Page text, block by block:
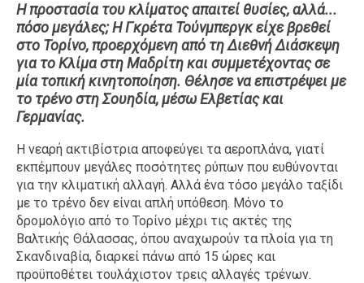
LIFE
Food
Body+Mind
Ταξίδια
Style
Σπίτι
Σχέσεις
AGENDA
Agenda
Επιλογές
Η προστασία του κλίματος απαιτεί θυσίες, αλλά...
πόσο μεγάλες; Η Γκρέτα Τούνμπεργκ είχε βρεθεί
στο Τορίνο, προερχόμενη από τη Διεθνή Διάσκεψη
για το Κλίμα στη Μαδρίτη και συμμετέχοντας σε
μία τοπική κινητοποίηση. Θέλησε να επιστρέψει με
το τρένο στη Σουηδία, μέσω Ελβετίας και
Γερμανίας.
Η νεαρή ακτιβίστρια αποφεύγει τα αεροπλάνα, γιατί
εκπέμπουν μεγάλες ποσότητες ρύπων που ευθύνονται
για την κλιματική αλλαγή. Αλλά ένα τόσο μεγάλο ταξίδι
με το τρένο δεν είναι απλή υπόθεση. Μόνο το
δρομολόγιο από το Τορίνο μέχρι τις ακτές της
Βαλτικής Θάλασσας, όπου αναχωρούν τα πλοία για τη
Σκανδιναβία, διαρκεί πάνω από 15 ώρες και
προϋποθέτει τουλάχιστον τρεις αλλαγές τρένων.